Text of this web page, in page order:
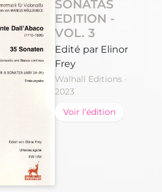
SONATAS
EDITION -
VOL. 3
Edité par Elinor
Frey
Walhall Editions ·
2023
Voir l’édition